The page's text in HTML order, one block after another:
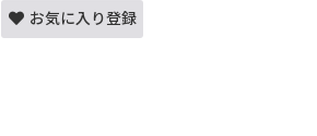
お気に入り登録